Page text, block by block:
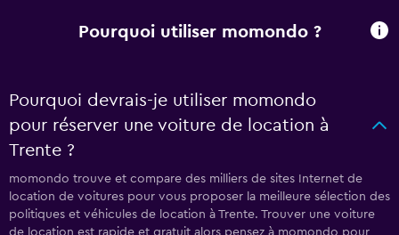
Pourquoi utiliser momondo ?
Pourquoi devrais-je utiliser momondo
pour réserver une voiture de location à
Trente ?
momondo trouve et compare des milliers de sites Internet de
location de voitures pour vous proposer la meilleure sélection des
politiques et véhicules de location à Trente. Trouver une voiture
de location est rapide et gratuit alors pensez à momondo pour